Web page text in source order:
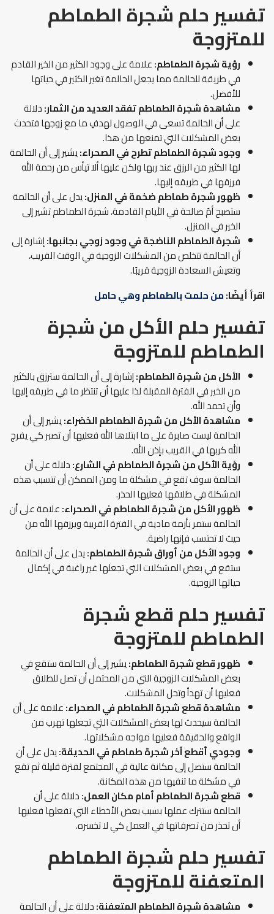
تفسير حلم شجرة الطماطم
للمتزوجة
رؤية شجرة الطماطم:علامة على وجود الكثير من الخير القادم
في طريقة للحالمة مما يجعل الحالمة تغير الكثير في حياتها
للأفضل.
مشاهدة شجرة الطماطم تفقد العديد من الثمار:دلالة
على أن الحالمة تسعى في الوصول لهدفٍ ما مع زوجها فتحدث
بعض المشكلات التي تمنعها من هذا.
وجود شجرة الطماطم تطرح في الصحراء:يشير إلى أن الحالمة
لها الكثير من الرزق عند ربها ولكن عليها ألا تيأس من رحمة الله
فرزقها في طريقه إليها.
ظهور شجرة طماطم ضخمة في المنزل:يدل على أن الحالمة
ستصبح أمً صالحة في الأيام القادمة، شجرة الطماطم تشير إلى
الخير في المنزل.
شجرة الطماطم الناضجة في وجود زوجي بجانبها:إشارة إلى
أن الحالمة تتخلص من المشكلات الزوجية في الوقت القريب،
وتعيش السعادة الزوجية قريبًا.
اقرأ أيضًا:من حلمت بالطماطم وهي حامل
تفسير حلم الأكل من شجرة
الطماطم للمتزوجة
الأكل من شجرة الطماطم:إشارة إلى أن الحالمة سترزق بالكثير
من الخير في الفترة المقبلة لذا عليها أن تنتظر ما في طريقه إليها
وأن تحمد الله.
مشاهدة الأكل من شجرة الطماطم الخضراء:يشير إلى أن
الحالمة ليست صابرة على ما ابتلاها الله فعليها أن تصبر كي يفرج
الله كربها في القريب بإذن الله.
رؤية الأكل من شجرة الطماطم في الشارع:دلالة على أن
الحالمة سوف تقع في مشكلة ما ومن الممكن أن تتسبب هذه
المشكلة في طلاقها فعليها الحذر.
ظهور الأكل من شجرة الطماطم في الصحراء:علامة على أن
الحالمة ستمر بأزمة مادية في الفترة القريبة ويرزقها الله من
حيث لا تحتسب فإنها راضية.
وجود الأكل من أوراق شجرة الطماطم:يدل على أن الحالمة
ستقع في بعض المشكلات التي تجعلها غير راغبة في إكمال
حياتها الزوجية.
تفسير حلم قطع شجرة
الطماطم للمتزوجة
ظهور قطع شجرة الطماطم:يشير إلى أن الحالمة ستقع في
بعض المشكلات الزوجية التي من المحتمل أن تصل للطلاق
فعليها أن تهدأ وتحل المشكلات.
مشاهدة قطع شجرة الطماطم في الصحراء:علامة على أن
الحالمة سيحدث لها بعض المشكلات التي تجعلها تهرب من
الواقع والحقيقة فعليها مواجه مشكلاتها.
وجودي أقطع آخر شجرة طماطم في الحديقة:يدل على أن
الحالمة ستصل إلى مكانة عالية في المجتمع لفترة قليلة ثم تقع
في مشكلة ما تنفيها من هذه المكانة.
قطع شجرة الطماطم أمام مكان العمل:دلالة على أن
الحالمة ستترك عملها بسبب بعض الأخطاء التي تفعلها فعليها
أن تحذر من تصرفاتها في العمل كي لا تخسره.
تفسير حلم شجرة الطماطم
المتعفنة للمتزوجة
مشاهدة شجرة الطماطم المتعفنة:دلالة على أن الحالمة